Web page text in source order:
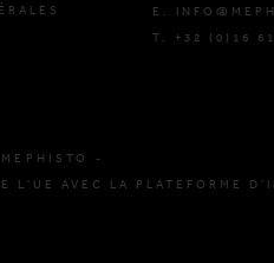
E.
T. +32 (0)16
-
L'UE AVEC LA PLATEFORME